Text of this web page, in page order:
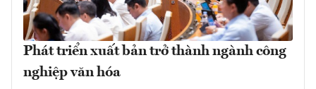
Phát triển xuất bản trở thành ngành công
nghiệp văn hóa